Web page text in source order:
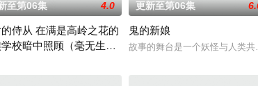
，实际上却在某个不为人知的世界曾担
至第06集 4.0
侍从 在满是高岭之花的
校暗中照顾（毫无生活
更新至第06集
鬼的新娘
故事的舞台是一个妖怪与人类共